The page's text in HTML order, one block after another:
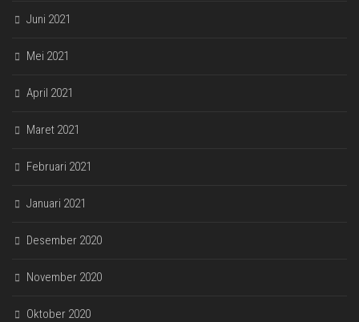
Juni 2021
Mei 2021
April 2021
Maret 2021
Februari 2021
Januari 2021
Desember 2020
November 2020
Oktober 2020